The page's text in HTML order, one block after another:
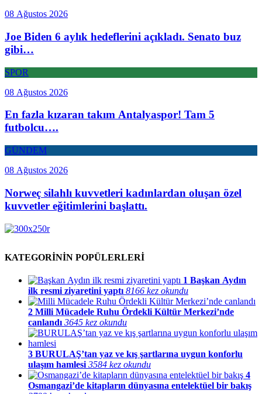
08 Ağustos 2026
Joe Biden 6 aylık hedeflerini açıkladı. Senato buz
gibi…
SPOR
08 Ağustos 2026
En fazla kızaran takım Antalyaspor! Tam 5
futbolcu….
GÜNDEM
08 Ağustos 2026
Norweç silahlı kuvvetleri kadınlardan oluşan özel
kuvvetler eğitimlerini başlattı.
KATEGORİNİN POPÜLERLERİ
1 Başkan Aydın
ilk resmi ziyaretini yaptı 8166 kez okundu
2 Milli Mücadele Ruhu Ördekli Kültür Merkezi’nde
canlandı 3645 kez okundu
3 BURULAŞ’tan yaz ve kış şartlarına uygun konforlu
ulaşım hamlesi 3584 kez okundu
4
Osmangazi’de kitapların dünyasına entelektüel bir bakış